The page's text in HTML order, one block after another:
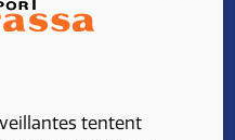
avectentent